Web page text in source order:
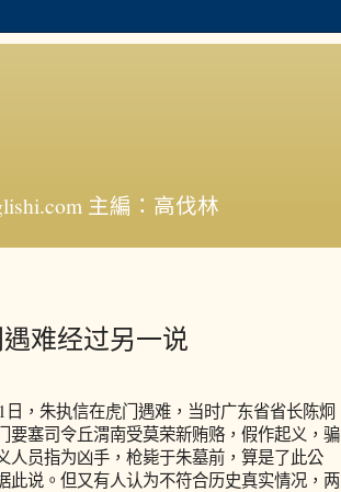
主編：高伐林
难经过另一说
，朱执信在虎门遇难，当时广东省省长陈炯
要塞司令丘渭南受莫荣新贿赂，假作起义，骗
人员指为凶手，枪毙于朱墓前，算是了此公
此说。但又有人认为不符合历史真实情况，两